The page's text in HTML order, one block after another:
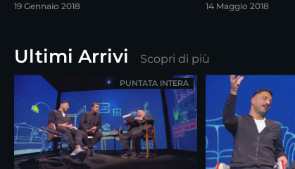
19 Gennaio 2018 14 Maggio 2018
Ultimi Arrivi Scopri di più
PUNTATA INTERA